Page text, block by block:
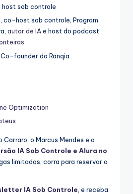
host sob controle
, co-host sob controle, Program
⁠⁠autor de IA⁠⁠e host do podcast
, Co-founder da Ranqia
Optimization
Carraro, o Marcus Mendes e o
IA Sob Controle e Alura no
limitadas, corra para reservar a
IA Sob Controle⁠⁠ , e receba